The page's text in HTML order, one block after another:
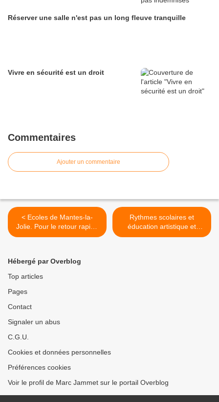
Réserver une salle n'est pas un long fleuve tranquille
Vivre en sécurité est un droit
Commentaires
Ajouter un commentaire
< Ecoles de Mantes-la-
Jolie. Pour le retour rapide
à la semaine de 4 jours
Rythmes scolaires et
éducation artistique et
culturelle : pour une
Hébergé par Overblog
Top articles
Pages
Contact
Signaler un abus
C.G.U.
Cookies et données personnelles
Préférences cookies
Voir le profil de Marc Jammet sur le portail Overblog